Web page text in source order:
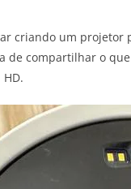
criando um projetor
de compartilhar o